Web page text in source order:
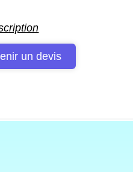
un devis